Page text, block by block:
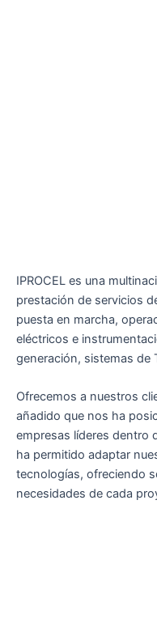
IPROCEL es una
prestación de servicios
puesta en marcha,
eléctricos e
generación, sistemas de
Ofrecemos a nuestros
añadido que nos ha
empresas líderes dentro
ha permitido adaptar
tecnologías, ofreciendo
necesidades de cada